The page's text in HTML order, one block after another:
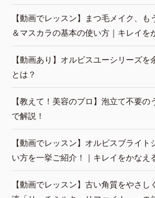
【動画でレッスン】まつ毛メイク、
＆マスカラの基本の使い方｜キレイを
【動画あり】オルビスユーシリーズ
とは？
【教えて！美容のプロ】泡立て不要
で解説！
【動画でレッスン】オルビスブライ
い方を一挙ご紹介！｜キレイをかなえ
【動画でレッスン】古い角質をやさ